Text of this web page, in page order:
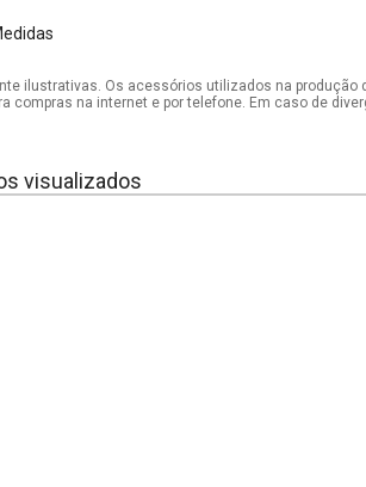
ilustrativas. Os acessórios utilizados na produção
compras na internet e por telefone. Em caso de
visualizados